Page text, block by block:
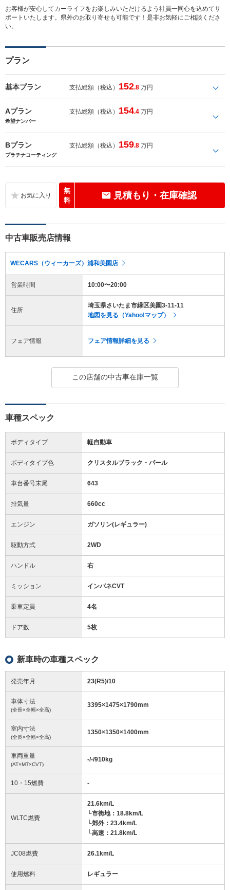
お客様が安心してカーライフをお楽しみいただけるよう社員一同心を込めてサ
ポートいたします。県外のお取り寄せも可能です！是非お気軽にご相談くださ
い。
プラン
基本プラン 支払総額（税込） 152.8 万円
Aプラン 支払総額（税込） 154.4 万円
希望ナンバー
Bプラン 支払総額（税込） 159.8 万円
プラチナコーティング
無
料
見積もり・在庫確認
中古車販売店情報
WECARS（ウィーカーズ）浦和美園店
営業時間 10:00〜20:00
住所
埼玉県さいたま市緑区美園3-11-11
地図を見る（Yahoo!マップ）
フェア情報 フェア情報詳細を見る
この店舗の中古車在庫一覧
車種スペック
ボディタイプ 軽自動車
ボディタイプ色 クリスタルブラック・パール
車台番号末尾 643
排気量 660cc
エンジン ガソリン(レギュラー)
駆動方式 2WD
ハンドル 右
ミッション インパネCVT
乗車定員 4名
ドア数 5枚
新車時の車種スペック
発売年月 23(R5)/10
車体寸法
(全長×全幅×全高)
3395×1475×1790mm
室内寸法
(全長×全幅×全高)
1350×1350×1400mm
車両重量
(AT×MT×CVT)
-/-/910kg
10・15燃費 -
WLTC燃費
21.6km/L
└市街地：18.8km/L
└郊外：23.4km/L
└高速：21.8km/L
JC08燃費 26.1km/L
使用燃料 レギュラー